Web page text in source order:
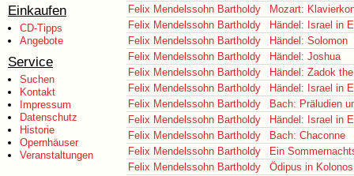
Einkaufen
CD-Tipps
Angebote
Service
Suchen
Kontakt
Impressum
Datenschutz
Historie
Opernhäuser
Veranstaltungen
Felix Mendelssohn Bartholdy
Mozart:
Felix Mendelssohn Bartholdy
Händel: Israel in
Felix Mendelssohn Bartholdy
Händel: Solomon
Felix Mendelssohn Bartholdy
Händel: Joshua
Felix Mendelssohn Bartholdy
Händel: Zadok
Felix Mendelssohn Bartholdy
Händel: Israel in
Felix Mendelssohn Bartholdy
Bach: Präludien
Felix Mendelssohn Bartholdy
Händel: Israel in
Felix Mendelssohn Bartholdy
Bach: Chaconne
Felix Mendelssohn Bartholdy
Ein
Felix Mendelssohn Bartholdy
Ödipus in Kolonos